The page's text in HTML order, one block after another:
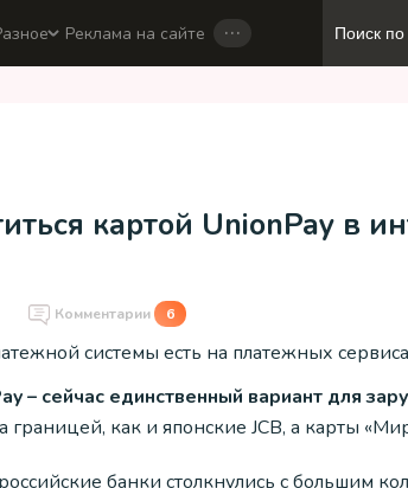
Реклама на сайте …
картой UnionPay в
Комментарии 6
системы есть на платежных
– сейчас единственный вариант для
границей, как и японские JCB, а карты
банки столкнулись с большим